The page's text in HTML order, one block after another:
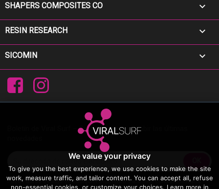
We value your privacy
To give you the best experience, we use cookies to make the site
work, measure traffic, and tailor content. You can accept all, refuse
non-essential cookies, or customize your choices. Learn more in
SHAPERS COMPOSITES CO 
RESIN RESEARCH 
SICOMIN 
FacebookInstagram
Boletín de Viral Surf – Suscríbete para recibir las últimas
Puede darse de baja en cualquier momento. Para ello, consulte nuestra